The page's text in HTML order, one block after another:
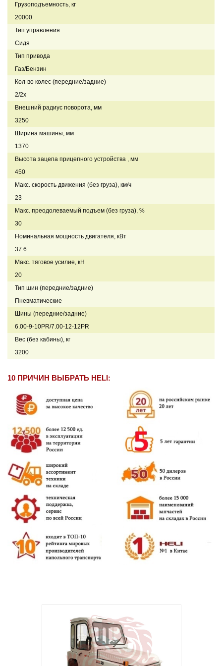
Грузоподъемность, кг
20000
Тип управления
Сидя
Тип привода
Газ/Бензин
Кол-во колес (передние/задние)
2/2x
Внешний радиус поворота, мм
3250
Ширина машины, мм
1370
Высота зацепа прицепного устройства , мм
450
Макс. скорость движения (без груза), км/ч
23
Макс. преодолеваемый подъем (без груза), %
30
Номинальная мощность двигателя, кВт
37.6
Макс. тяговое усилие, кН
20
Тип шин (передние/задние)
Пневматические
Шины (передние/задние)
6.00-9-10PR/7.00-12-12PR
Вес (без кабины), кг
3200
10 ПРИЧИН ВЫБРАТЬ HELI: